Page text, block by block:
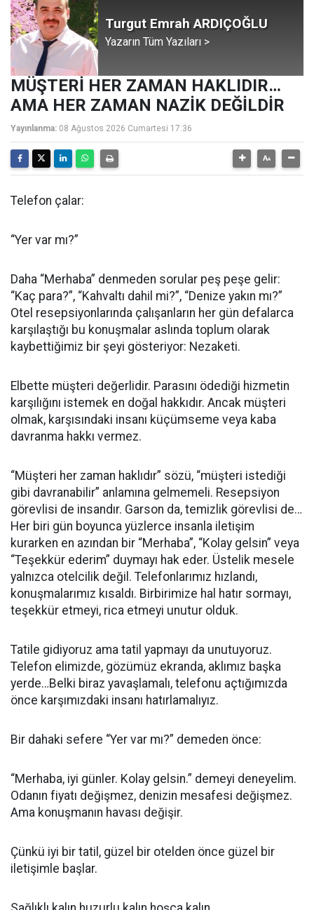
Turgut Emrah ARDIÇOĞLU
Yazarın Tüm Yazıları >
MÜŞTERİ HER ZAMAN HAKLIDIR…
AMA HER ZAMAN NAZİK DEĞİLDİR
Yayınlanma: 08 Ağustos 2026 Cumartesi 17:36
Telefon çalar:
“Yer var mı?”
Daha “Merhaba” denmeden sorular peş peşe gelir:
“Kaç para?”, “Kahvaltı dahil mi?”, “Denize yakın mı?”
Otel resepsiyonlarında çalışanların her gün defalarca
karşılaştığı bu konuşmalar aslında toplum olarak
kaybettiğimiz bir şeyi gösteriyor: Nezaketi.
Elbette müşteri değerlidir. Parasını ödediği hizmetin
karşılığını istemek en doğal hakkıdır. Ancak müşteri
olmak, karşısındaki insanı küçümseme veya kaba
davranma hakkı vermez.
“Müşteri her zaman haklıdır” sözü, “müşteri istediği
gibi davranabilir” anlamına gelmemeli. Resepsiyon
görevlisi de insandır. Garson da, temizlik görevlisi de…
Her biri gün boyunca yüzlerce insanla iletişim
kurarken en azından bir “Merhaba”, “Kolay gelsin” veya
“Teşekkür ederim” duymayı hak eder. Üstelik mesele
yalnızca otelcilik değil. Telefonlarımız hızlandı,
konuşmalarımız kısaldı. Birbirimize hal hatır sormayı,
teşekkür etmeyi, rica etmeyi unutur olduk.
Tatile gidiyoruz ama tatil yapmayı da unutuyoruz.
Telefon elimizde, gözümüz ekranda, aklımız başka
yerde…Belki biraz yavaşlamalı, telefonu açtığımızda
önce karşımızdaki insanı hatırlamalıyız.
Bir dahaki sefere “Yer var mı?” demeden önce:
“Merhaba, iyi günler. Kolay gelsin.” demeyi deneyelim.
Odanın fiyatı değişmez, denizin mesafesi değişmez.
Ama konuşmanın havası değişir.
Çünkü iyi bir tatil, güzel bir otelden önce güzel bir
iletişimle başlar.